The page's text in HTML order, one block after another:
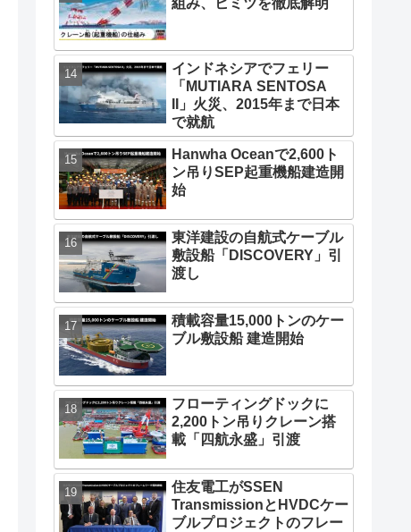
組み、ヒミツを徹底解明
インドネシアでフェリー
「MUTIARA SENTOSA
II」火災、2015年まで日本
で就航
Hanwha Oceanで2,600ト
ン吊りSEP起重機船建造開
始
東洋建設の自航式ケーブル
敷設船「DISCOVERY」引
渡し
積載容量15,000トンのケー
ブル敷設船 建造開始
フローティングドックに
2,200トン吊りクレーン搭
載「四航永盛」引渡
住友電工がSSEN
TransmissionとHVDCケー
ブルプロジェクトのフレー